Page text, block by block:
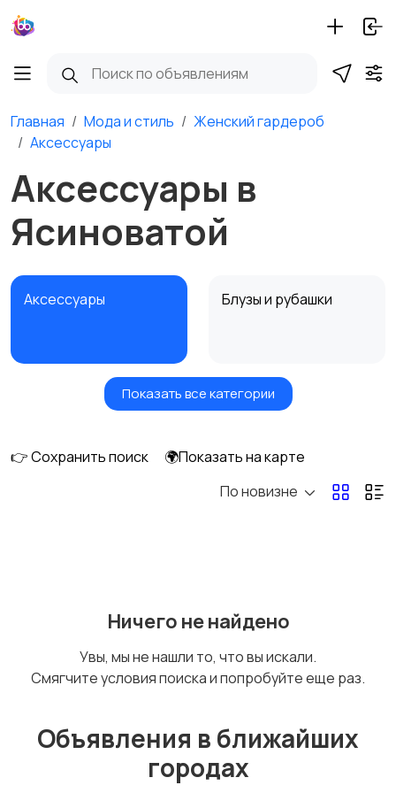
Главная Мода и стиль
Женский гардероб
Аксессуары
Аксессуары в
Ясиноватой
Аксессуары Блузы и рубашки
Будущим мамам Верхняя одежда
Домашняя одежда
Показать все категории
👉 Сохранить поиск
🌍Показать на карте
По новизне
Ничего не найдено
Увы, мы не нашли то, что вы искали.
Смягчите условия поиска и попробуйте еще раз.
Объявления в ближайших
городах